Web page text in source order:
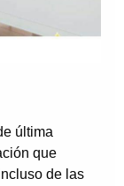
última
que
de las